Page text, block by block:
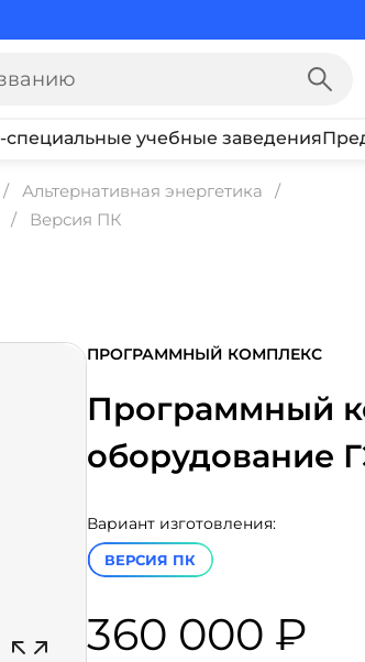
учебные заведения
Альтернативная энергетика
Версия ПК
ПРОГРАММНЫЙ КОМПЛЕКС
Программный
оборудование
Вариант изготовления:
ВЕРСИЯ ПК
360 000 ₽